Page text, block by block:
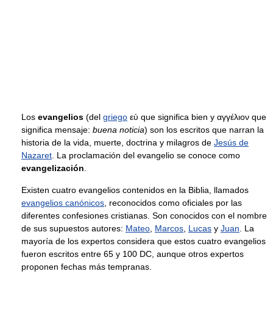
Los evangelios (del griego εὐ que significa bien y αγγέλιον que
significa mensaje: buena noticia) son los escritos que narran la
historia de la vida, muerte, doctrina y milagros de Jesús de
Nazaret . La proclamación del evangelio se conoce como
evangelización
Existen cuatro evangelios contenidos en la Biblia, llamados
evangelios canónicos , reconocidos como oficiales por las
diferentes confesiones cristianas. Son conocidos con el nombre
de sus supuestos autores: Mateo Marcos Lucas y Juan . La
mayoría de los expertos considera que estos cuatro evangelios
fueron escritos entre 65 y 100 DC, aunque otros expertos
proponen fechas más tempranas.